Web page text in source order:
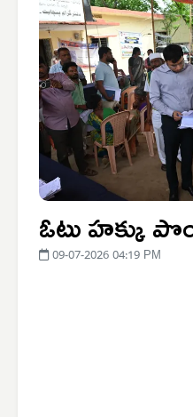
ఓటు హక్కు
09-07-2026 04:19 PM